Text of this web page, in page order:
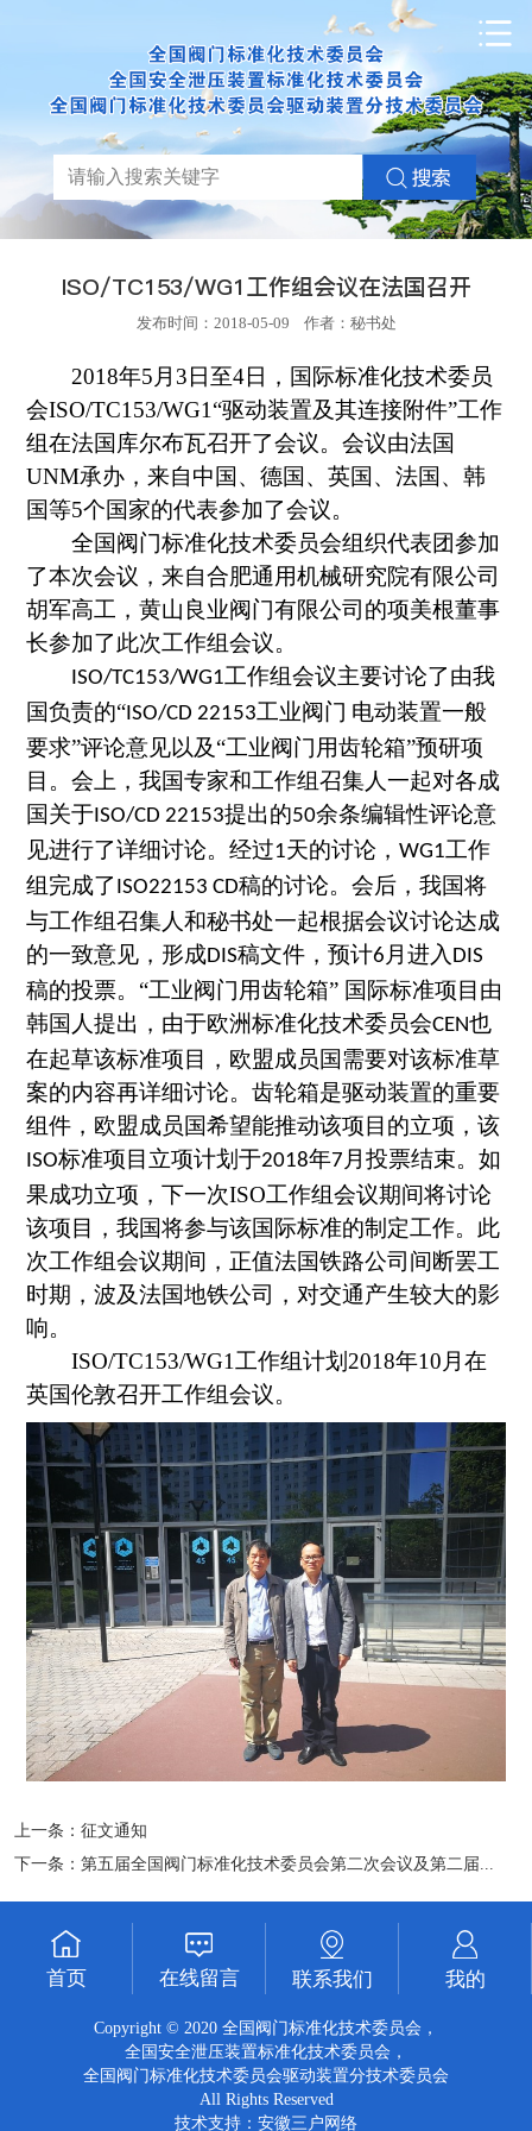
ISO/TC153/WG1工作组会议在法国召开
发布时间：2018-05-09 作者：秘书处
2018年5 月 3 日至4日，国际标准化技术委员
会ISO/TC153/WG1 “驱动装置及其连接附件”工作
组在法国库尔布瓦召开了会议。会议由法国
UNM承办，来自中国、德国、英国、法国、韩
国等5个国家的代表参加了会议。
全国阀门标准化技术委员会组织代表团参加
了本次会议，来自合肥通用机械研究院有限公司
胡军高工，黄山良业阀门有限公司的项美根董事
长参加了此次工作组会议。
ISO/TC153/WG1工作组会议主要讨论了由我
国负责的“ISO/CD 22153工业阀门 电动装置一般
要求”评论意见以及“工业阀门用齿轮箱”预研项
目。会上，我国专家和工作组召集人一起对各成
国关于ISO/CD 22153提出的50余条编辑性评论意
见进行了详细讨论。经过1天的讨论，WG1工作
组完成了 ISO22153 CD稿的讨论。会后，我国将
与工作组召集人和秘书处一起根据会议讨论达成
的一致意见，形成DIS稿文件，预计6 月进入 DIS
稿的投票。 “工业阀门用齿轮箱” 国际标准项目由
韩国人提出， 由于欧洲标准化技术委员会CEN也
在起草该标准项目，欧盟成员国需要对该标准草
案的内容再详细讨论。齿轮箱是驱动装置的重要
组件，欧盟成员国希望能推动该项目的立项，该
ISO标准项目立项计划于2018年7 月投票结束。如
果成功立项，下一次ISO工作组会议期间将讨论
该项目，我国将参与该国际标准的制定工作。 此
次工作组会议期间，正值法国铁路公司间断罢工
时期，波及法国地铁公司，对交通产生较大的影
响。
ISO/TC153/WG1 工作组计划 2018年10 月在
英国伦敦召开工作组会议。
上一条： 征文通知
下一条： 第五届全国阀门标准化技术委员会第二次会议及第二届...
首页 在线留言 联系我们 我的
Copyright © 2020 全国阀门标准化技术委员会，
全国安全泄压装置标准化技术委员会，
全国阀门标准化技术委员会驱动装置分技术委员会
All Rights Reserved
技术支持： 安徽三户网络